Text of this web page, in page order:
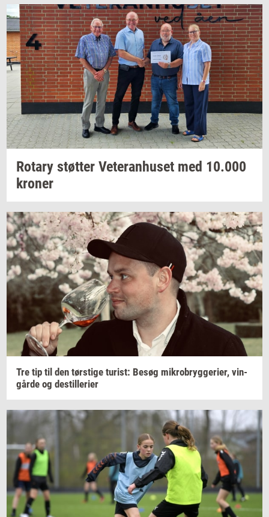
Ro­tary støt­ter Ve­te­ran­hu­set med 10.000
kro­ner
Tre tip til den tørsti­ge turist: Besøg mi­kro­bryg­ge­ri­er, vin­
går­de og destil­le­ri­er